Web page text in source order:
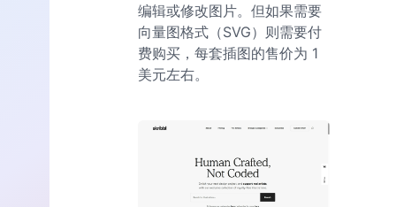
编辑或修改图片。但如果需要
向量图格式（SVG）则需要付
费购买，每套插图的售价为 1
美元左右。